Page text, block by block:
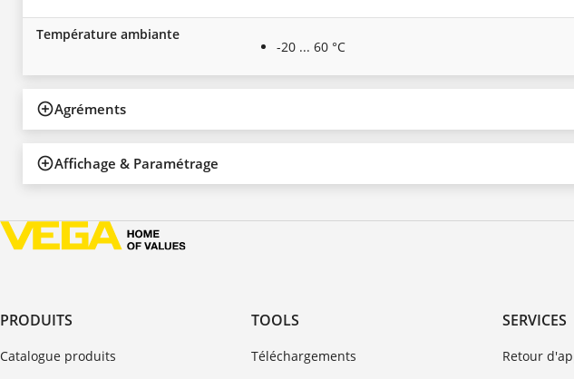
Température ambiante
-20 ... 60 °C
Agréments
Affichage & Paramétrage
PRODUITS
Catalogue produits
TOOLS
Téléchargements
SERVICES
Retour